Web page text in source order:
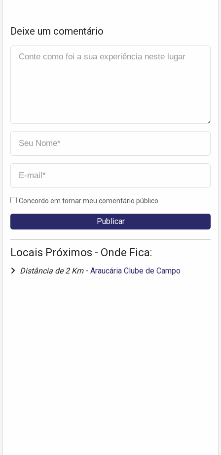
Deixe um comentário
Concordo em tornar meu comentário público
Locais Próximos - Onde Fica:
Distância de 2 Km - Araucária Clube de Campo